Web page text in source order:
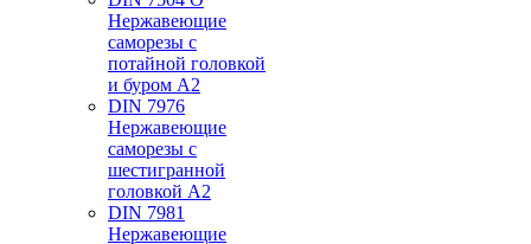
Нержавеющие
саморезы с
потайной головкой
и буром А2
DIN 7976
Нержавеющие
саморезы с
шестигранной
головкой А2
DIN 7981
Нержавеющие